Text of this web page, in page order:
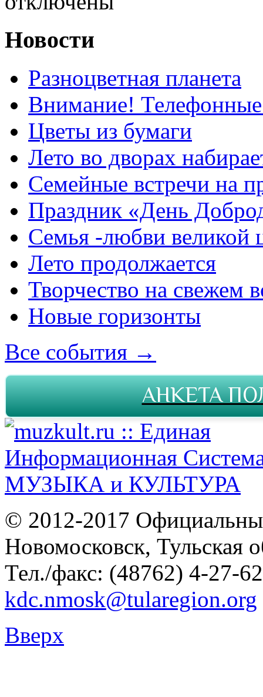
Новости
Разноцветная планета
Внимание!
Цветы из бумаги
Лето во дворах
Семейные встречи на
Праздник «День
Семья -любви великой
Лето продолжается
Творчество на свежем
Новые горизонты
Все события →
АНКЕТА
© 2012-2017
Новомосковск, Тульская
Тел./факс: (48762) 4-27-
kdc.nmosk@tularegion.org
Вверх